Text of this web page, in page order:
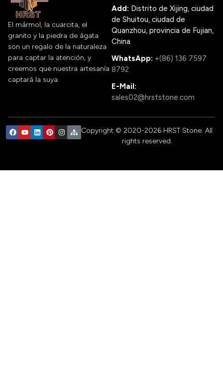
El mármol, la cuarcita, el
granito y la piedra de ágata
son un regalo de la naturaleza
para captar la atención, y
creemos que nuestra artesanía
captará la suya.
Add: Distrito de Xijing, ciudad
de Shuitou, ciudad de
Quanzhou, provincia de Fujian,
China
WhatsApp: +(86) 136 7597
8792
E-Mail:
sales02@hrststone.com
Copyright © 2020-2026 HRST Stone. All
rights reserved.